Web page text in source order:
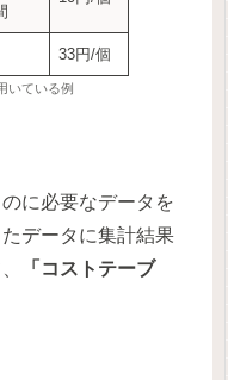
33円/個
いている例
に必要なデータを
データに集計結果
「コストテーブ